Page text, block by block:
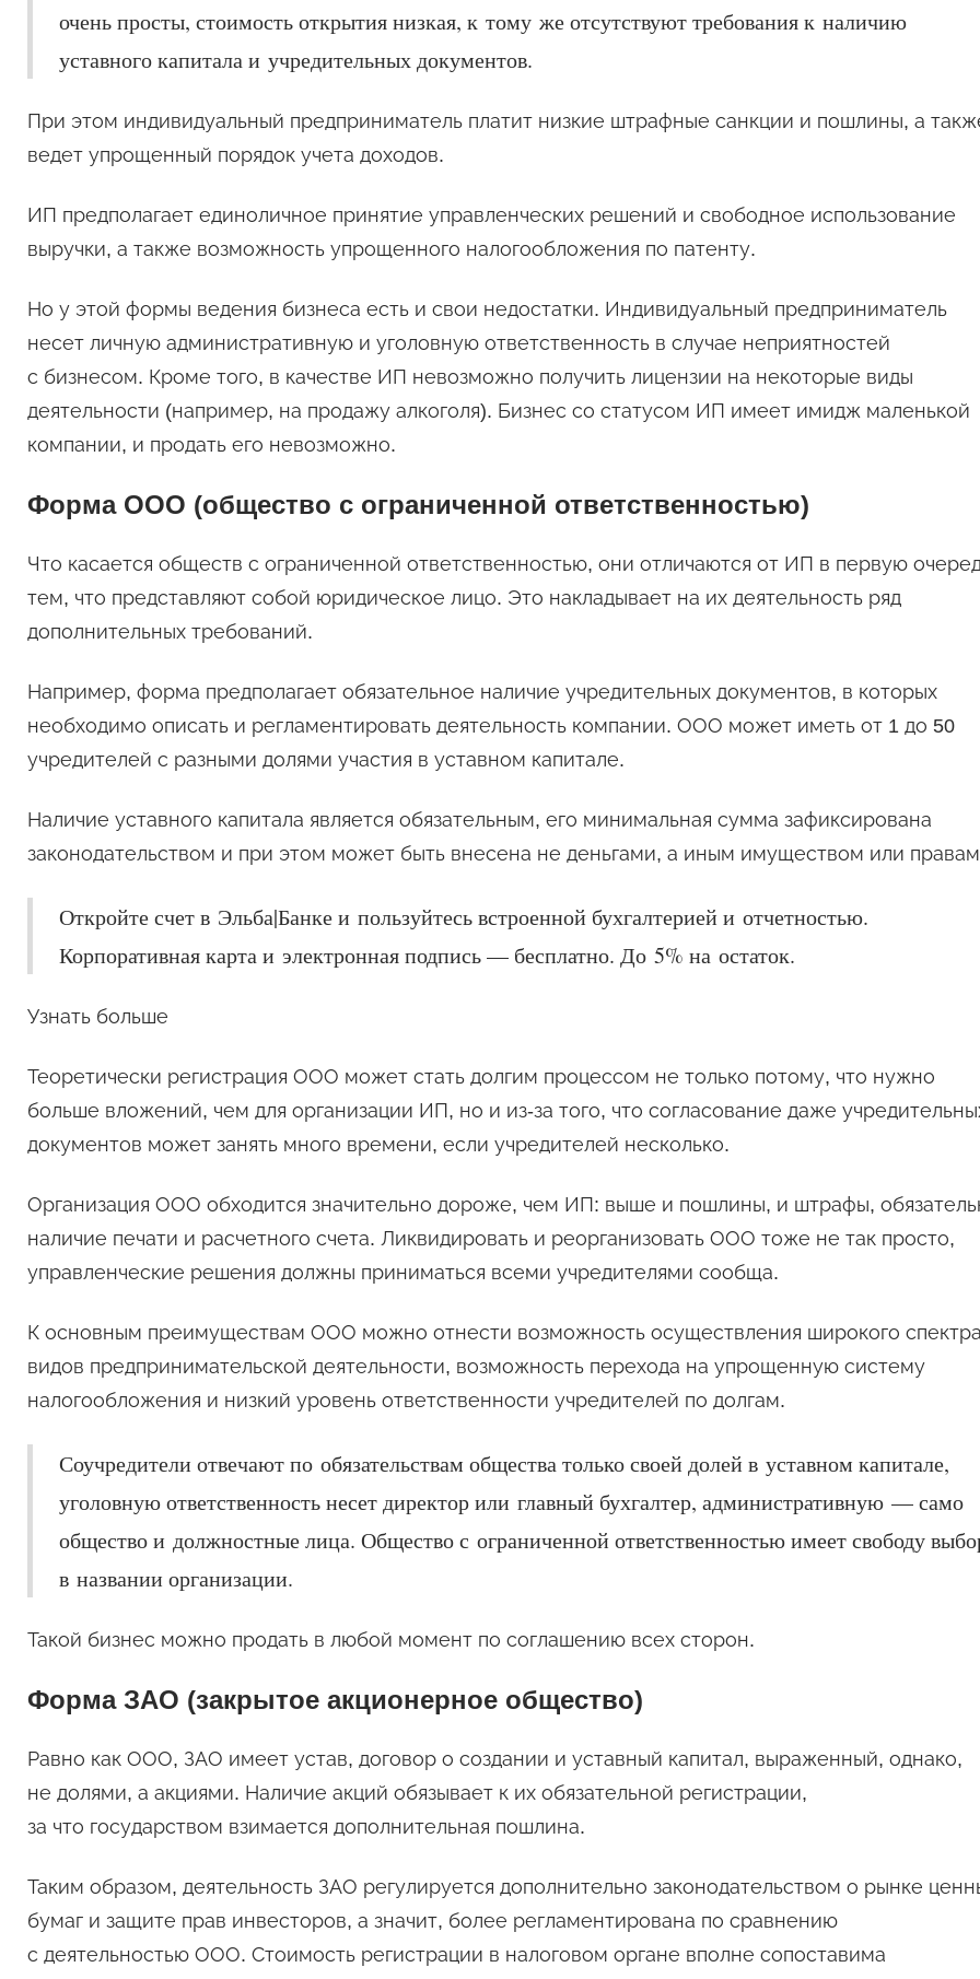
очень просты, стоимость открытия низкая, к тому же отсутствуют требования к наличию
уставного капитала и учредительных документов.
При этом индивидуальный предприниматель платит низкие штрафные санкции и пошлины, а
ведет упрощенный порядок учета доходов.
ИП предполагает единоличное принятие управленческих решений и свободное использование
выручки, а также возможность упрощенного налогообложения по патенту.
Но у этой формы ведения бизнеса есть и свои недостатки. Индивидуальный предприниматель
несет личную административную и уголовную ответственность в случае неприятностей
с бизнесом. Кроме того, в качестве ИП невозможно получить лицензии на некоторые виды
деятельности (например, на продажу алкоголя). Бизнес со статусом ИП имеет имидж маленькой
компании, и продать его невозможно.
Форма ООО (общество с ограниченной ответственностью)
Что касается обществ с ограниченной ответственностью, они отличаются от ИП в первую
тем, что представляют собой юридическое лицо. Это накладывает на их деятельность ряд
дополнительных требований.
Например, форма предполагает обязательное наличие учредительных документов, в которых
необходимо описать и регламентировать деятельность компании. ООО может иметь от 1 до 50
учредителей с разными долями участия в уставном капитале.
Наличие уставного капитала является обязательным, его минимальная сумма зафиксирована
законодательством и при этом может быть внесена не деньгами, а иным имуществом или
Откройте счет в Эльба|Банке и пользуйтесь встроенной бухгалтерией и отчетностью.
Корпоративная карта и электронная подпись — бесплатно. До 5% на остаток.
Узнать больше
Теоретически регистрация ООО может стать долгим процессом не только потому, что нужно
больше вложений, чем для организации ИП, но и из-за того, что согласование даже
документов может занять много времени, если учредителей несколько.
Организация ООО обходится значительно дороже, чем ИП: выше и пошлины, и штрафы,
наличие печати и расчетного счета. Ликвидировать и реорганизовать ООО тоже не так просто,
управленческие решения должны приниматься всеми учредителями сообща.
К основным преимуществам ООО можно отнести возможность осуществления широкого
видов предпринимательской деятельности, возможность перехода на упрощенную систему
налогообложения и низкий уровень ответственности учредителей по долгам.
Соучредители отвечают по обязательствам общества только своей долей в уставном капитале,
уголовную ответственность несет директор или главный бухгалтер, административную — само
общество и должностные лица. Общество с ограниченной ответственностью имеет свободу
в названии организации.
Такой бизнес можно продать в любой момент по соглашению всех сторон.
Форма ЗАО (закрытое акционерное общество)
Равно как ООО, ЗАО имеет устав, договор о создании и уставный капитал, выраженный, однако,
не долями, а акциями. Наличие акций обязывает к их обязательной регистрации,
за что государством взимается дополнительная пошлина.
Таким образом, деятельность ЗАО регулируется дополнительно законодательством о рынке
бумаг и защите прав инвесторов, а значит, более регламентирована по сравнению
с деятельностью ООО. Стоимость регистрации в налоговом органе вполне сопоставима